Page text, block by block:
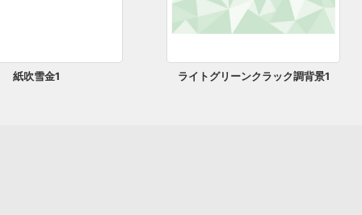
紙吹雪金1 ライトグリーンクラック調背景1